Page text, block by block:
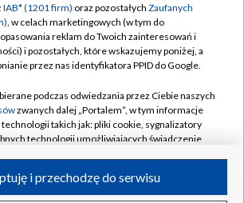
TVP
Cyfrowa
Polityka prywatności
Moje zgody
Pomoc
Kontakt
Kanały
IAB* (1201 firm) oraz pozostałych Zaufanych
, w celach marketingowych (w tym do
reklam do Twoich zainteresowań i
i pozostałych, które wskazujemy poniżej, a
przez nas identyfikatora PPID do Google.
podczas odwiedzania przez Ciebie naszych
zwanych dalej „Portalem”, w tym informacje
takich jak: pliki cookie, sygnalizatory
technologii umożliwiających świadczenie
i przechodzę do serwisu